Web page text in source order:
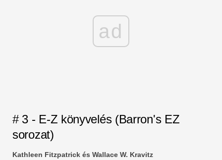
ad
# 3 - E-Z könyvelés (Barron's EZ
sorozat)
Kathleen Fitzpatrick és Wallace W. Kravitz